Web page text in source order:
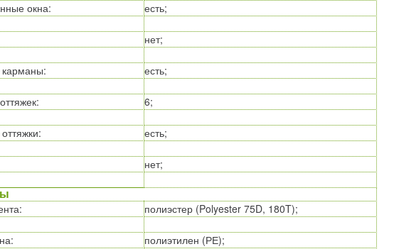
окна: есть;
нет;
карманы: есть;
: 6;
: есть;
нет;
: полиэстер (Polyester 75D, 180T);
: полиэтилен (РЕ);